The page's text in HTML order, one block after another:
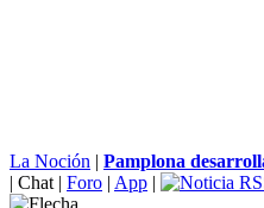
La Noción | Pamplona
| Chat | Foro | App |